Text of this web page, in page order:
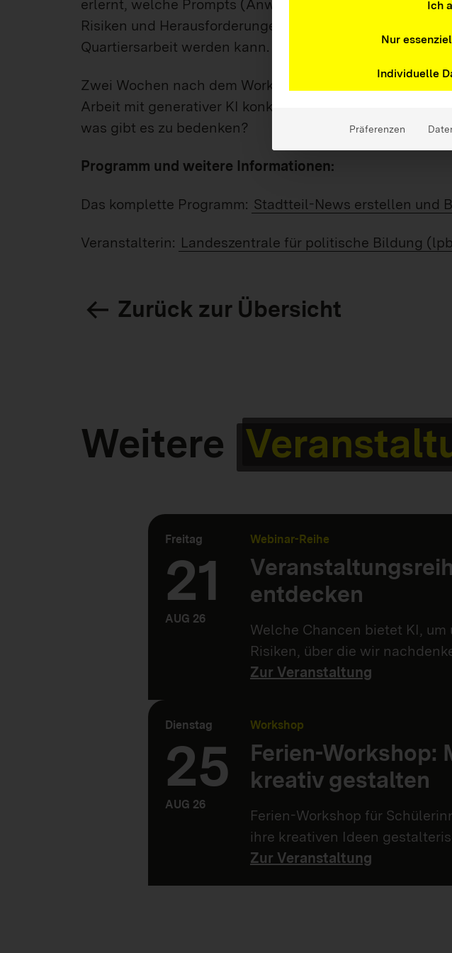
erlernt, welche Prompts (Anweisungen) zu guten
Risiken und Herausforderungen minimiert, und wie KI ein
Quartiersarbeit werden kann.
Zwei Wochen nach dem Workshop wird online Bilanz
Arbeit mit generativer KI konkret geklappt? Wo muss
was gibt es zu bedenken?
Programm und weitere Informationen:
Das komplette Programm: Stadtteil-News erstellen und
Veranstalterin: Landeszentrale für politische Bildung
Zurück zur Übersicht
Weitere
Freitag
21
AUG 26
Webinar-Reihe
entdecken
Welche Chancen bietet KI,
Risiken, über die wir
Zur Veranstaltung
Dienstag
25
AUG 26
Workshop
Ferien-Workshop:
kreativ gestalten
Ferien-Workshop für
ihre kreativen Ideen
Zur Veranstaltung
Ich
Nur
Individuelle
Präferenzen